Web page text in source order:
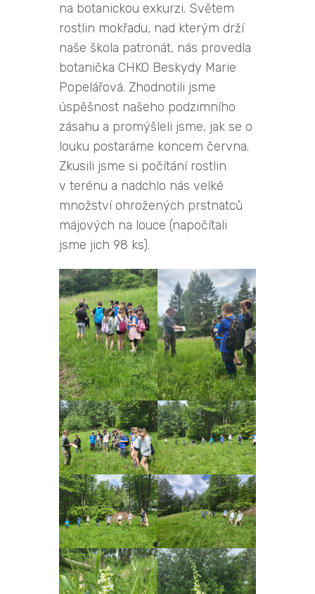
na botanickou exkurzi. Světem
rostlin mokřadu, nad kterým drží
naše škola patronát, nás provedla
botanička CHKO Beskydy Marie
Popelářová. Zhodnotili jsme
úspěšnost našeho podzimního
zásahu a promýšleli jsme, jak se o
louku postaráme koncem června.
Zkusili jsme si počítání rostlin
v terénu a nadchlo nás velké
množství ohrožených prstnatců
májových na louce (napočítali
jsme jich 98 ks).